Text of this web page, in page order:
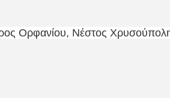
Ορφανίου, Νέστος